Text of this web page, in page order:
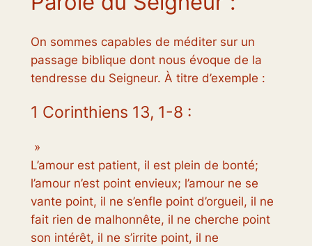
On sommes capables de méditer sur un
passage biblique dont nous évoque de la
tendresse du Seigneur. À titre d’exemple :
1 Corinthiens 13, 1-8 :
»
L’amour est patient, il est plein de bonté;
l’amour n’est point envieux; l’amour ne se
vante point, il ne s’enfle point d’orgueil, il ne
fait rien de malhonnête, il ne cherche point
son intérêt, il ne s’irrite point, il ne